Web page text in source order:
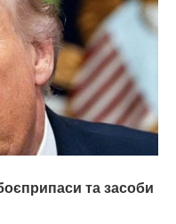
та засоби